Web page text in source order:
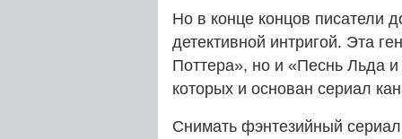
Но в конце концов писатели
детективной интригой. Эта
Поттера», но и «Песнь
которых и основан сериал
Снимать фэнтезийный